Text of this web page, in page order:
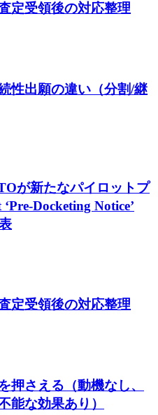
定受領後の対応整理
性出願の違い（分割/継
が新たなパイロットプ
Docketing Notice’
定受領後の対応整理
押さえる（動機なし、
能な効果あり）